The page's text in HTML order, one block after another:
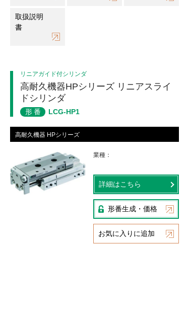
取扱説明
書
リニアガイド付シリンダ
高耐久機器HPシリーズ リニアスライ
ドシリンダ
形番 LCG-HP1
高耐久機器 HPシリーズ
業種
詳細はこちら
形番生成・価格
お気に入りに追加